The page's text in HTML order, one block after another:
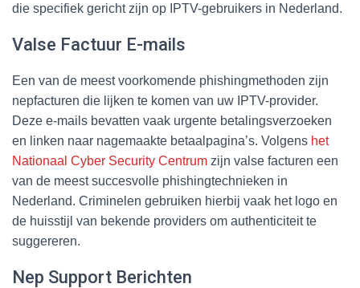
die specifiek gericht zijn op IPTV-gebruikers in Nederland.
Valse Factuur E-mails
Een van de meest voorkomende phishingmethoden zijn
nepfacturen die lijken te komen van uw IPTV-provider.
Deze e-mails bevatten vaak urgente betalingsverzoeken
en linken naar nagemaakte betaalpagina’s. Volgens het
Nationaal Cyber Security Centrum zijn valse facturen een
van de meest succesvolle phishingtechnieken in
Nederland. Criminelen gebruiken hierbij vaak het logo en
de huisstijl van bekende providers om authenticiteit te
suggereren.
Nep Support Berichten